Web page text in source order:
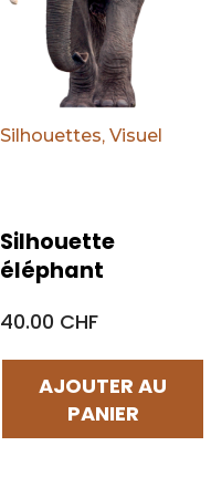
Silhouettes, Visuel
Silhouette
éléphant
40.00 CHF
AJOUTER AU
PANIER